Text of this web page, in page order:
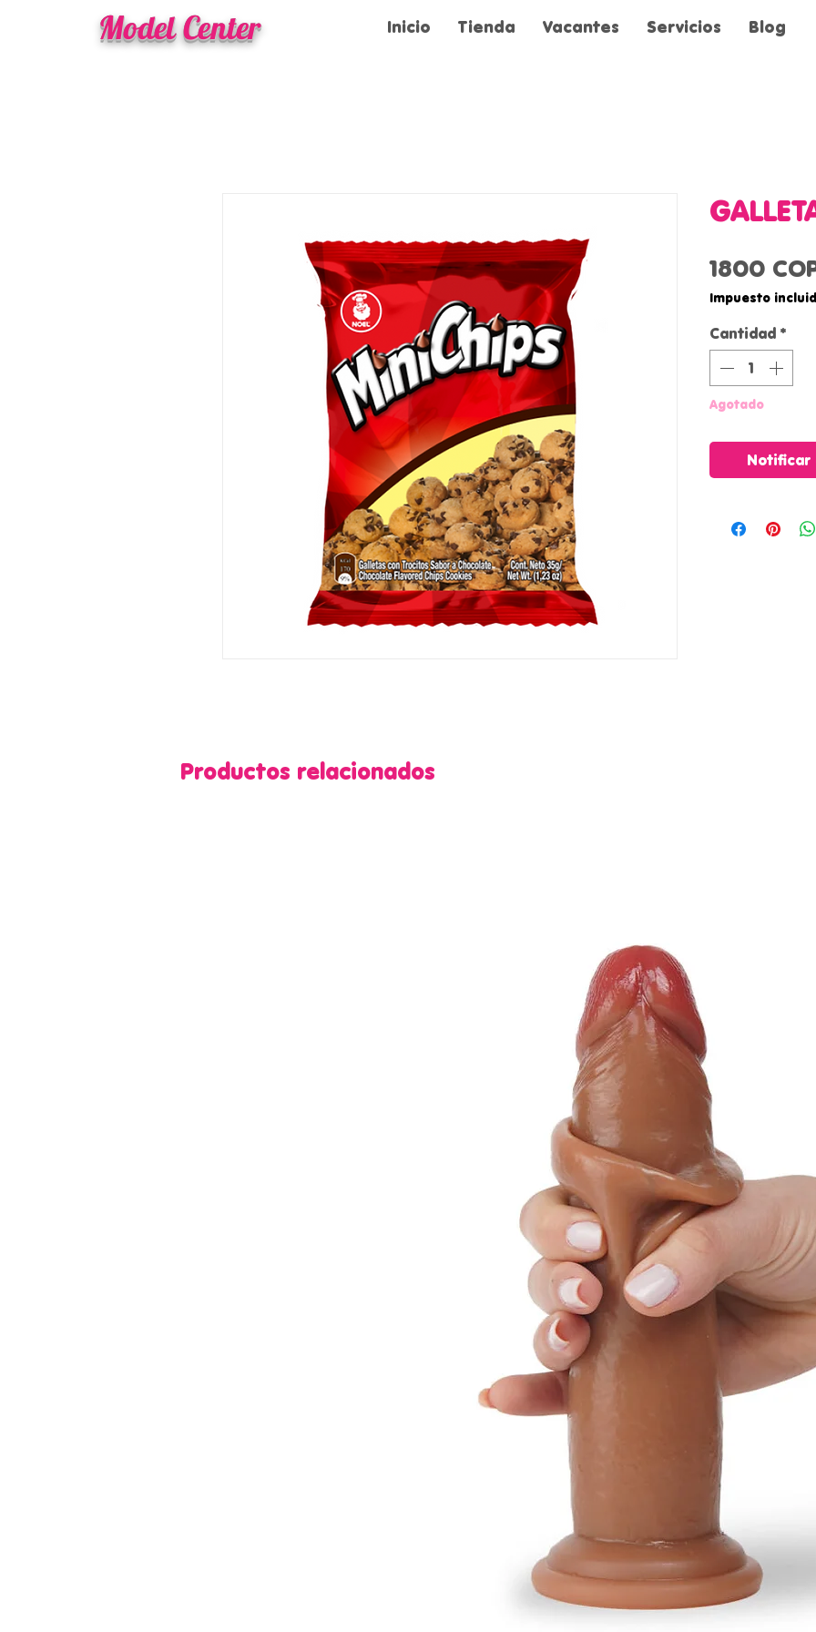
Model Center Inicio Tienda Vacantes Servicios Blog
1800
Impuesto
Cantidad *
Agotado
Notificar
Productos relacionados